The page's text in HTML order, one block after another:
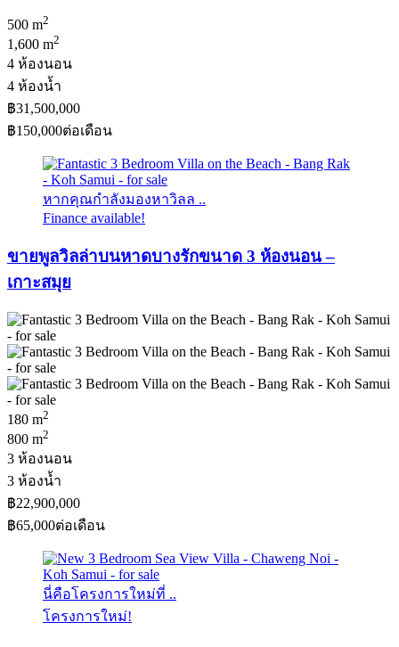
500 m2
1,600 m2
4 ห้องนอน
4 ห้องน้ำ
฿31,500,000
฿150,000ต่อเดือน
หากคุณกำลังมองหาวิลล ..
Finance available!
ขายพูลวิลล่าบนหาดบางรักขนาด 3 ห้องนอน –
เกาะสมุย
180 m2
800 m2
3 ห้องนอน
3 ห้องน้ำ
฿22,900,000
฿65,000ต่อเดือน
นี่คือโครงการใหม่ที่ ..
โครงการใหม่!